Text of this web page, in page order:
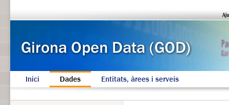
Inici Dades Entitats, àrees i serveis